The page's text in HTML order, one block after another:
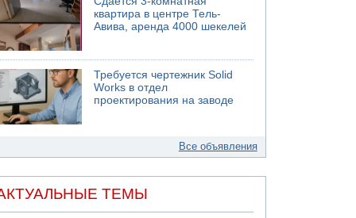
квартира в центре Тель-
Авива, аренда 4000 шекелей
Требуется чертежник Solid
Works в отдел
проектирования на заводе
Все объявления
ТЕМЫ